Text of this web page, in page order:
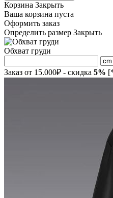
Корзина Закрыть
Ваша корзина пуста
Оформить заказ
Определить размер Закрыть
Обхват груди
Заказ от 15.000₽ - скидка 5%